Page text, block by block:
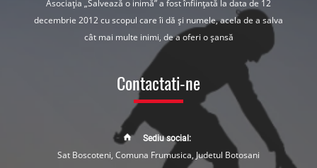
Asociația „Salvează o inimă” a fost înființată la data de 12
decembrie 2012 cu scopul care îi dă și numele, acela de a salva
cât mai multe inimi, de a oferi o șansă
Contactati-ne
Sediu social:
Sat Boscoteni, Comuna Frumusica, Judetul Botosani